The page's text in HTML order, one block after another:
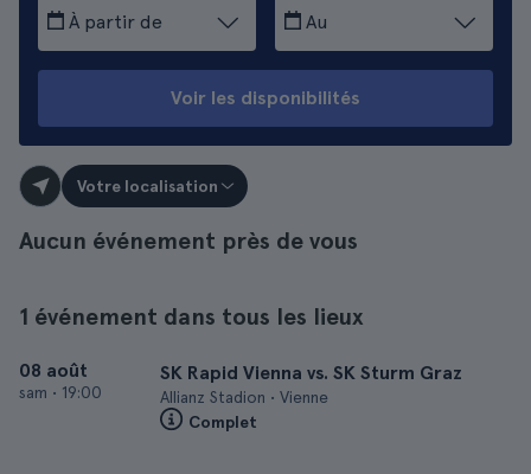
À partir de Au
Voir les disponibilités
Votre localisation
Aucun événement près de vous
1 événement dans tous les lieux
08 août
sam • 19:00
SK Rapid Vienna vs. SK Sturm Graz
Allianz Stadion • Vienne
Complet